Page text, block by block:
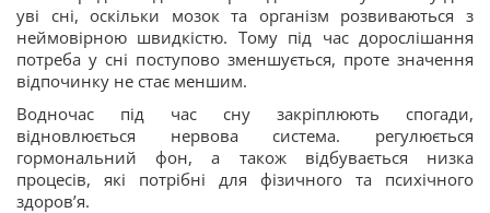
уві сні, оскільки мозок та організм розвиваються з
неймовірною швидкістю. Тому під час дорослішання
потреба у сні поступово зменшується, проте значення
відпочинку не стає меншим.
Водночас під час сну закріплюють спогади,
відновлюється нервова система. регулюється
гормональний фон, а також відбувається низка
процесів, які потрібні для фізичного та психічного
здоровʼя.